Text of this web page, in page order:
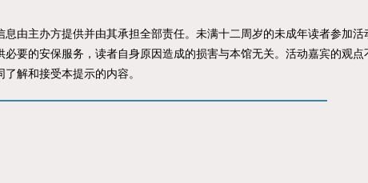
主办方提供并由其承担全部责任。未满十二周岁的未成年读者参加活
必要的安保服务，读者自身原因造成的损害与本馆无关。活动嘉宾的观
解和接受本提示的内容。